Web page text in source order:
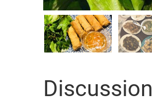
Discussion